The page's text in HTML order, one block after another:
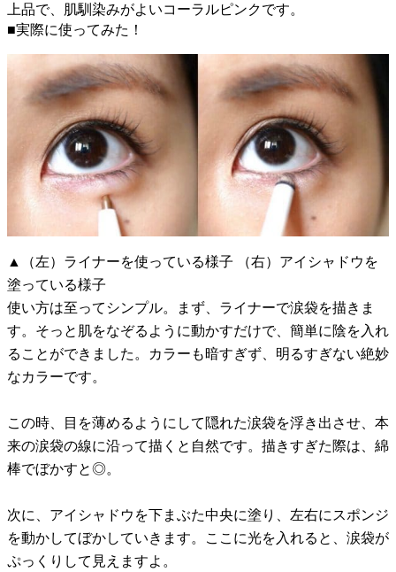
上品で、肌馴染みがよいコーラルピンクです。
■実際に使ってみた！
▲（左）ライナーを使っている様子 （右）アイシャドウを
塗っている様子
使い方は至ってシンプル。まず、ライナーで涙袋を描きま
す。そっと肌をなぞるように動かすだけで、簡単に陰を入れ
ることができました。カラーも暗すぎず、明るすぎない絶妙
なカラーです。
この時、目を薄めるようにして隠れた涙袋を浮き出させ、本
来の涙袋の線に沿って描くと自然です。描きすぎた際は、綿
棒でぼかすと◎。
次に、アイシャドウを下まぶた中央に塗り、左右にスポンジ
を動かしてぼかしていきます。ここに光を入れると、涙袋が
ぷっくりして見えますよ。